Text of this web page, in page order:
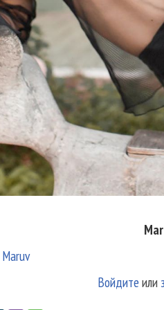
Maruv
Войдите или